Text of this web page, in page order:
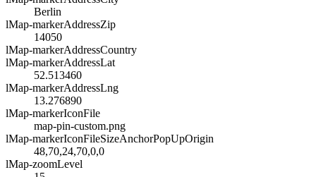
Berlin
lMap-markerAddressZip
14050
lMap-markerAddressCountry
lMap-markerAddressLat
52.513460
lMap-markerAddressLng
13.276890
lMap-markerIconFile
map-pin-custom.png
lMap-markerIconFileSizeAnchorPopUpOrigin
48,70,24,70,0,0
lMap-zoomLevel